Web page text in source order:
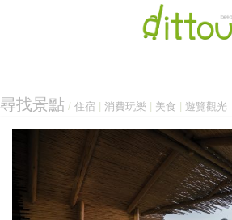
尋找景點 / 住宿 消費玩樂 美食 遊覽觀光